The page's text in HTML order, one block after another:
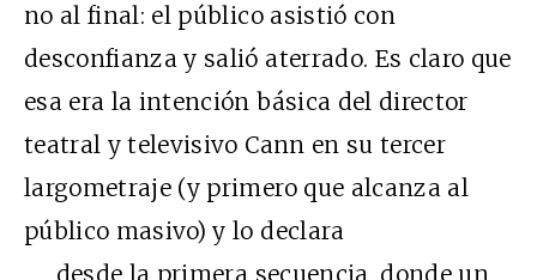
no al final: el público asistió con
desconfianza y salió aterrado. Es claro que
esa era la intención básica del director
teatral y televisivo Cann en su tercer
largometraje (y primero que alcanza al
público masivo) y lo declara
desde la primera secuencia, donde un